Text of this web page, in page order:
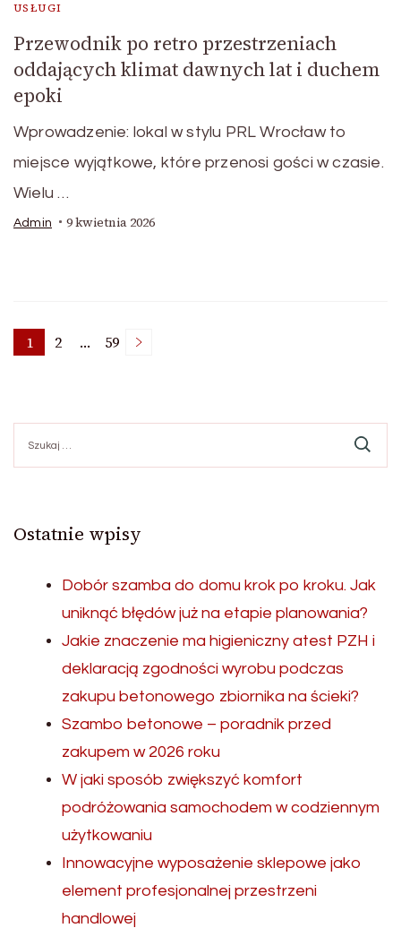
USŁUGI
Przewodnik po retro przestrzeniach
oddających klimat dawnych lat i duchem
epoki
Wprowadzenie: lokal w stylu PRL Wrocław to
miejsce wyjątkowe, które przenosi gości w czasie.
Wielu …
Admin 9 kwietnia 2026
Nawigacja
po
wpisach
Page
1 Page
2 … Page
59
Ostatnie wpisy
Dobór szamba do domu krok po kroku. Jak
uniknąć błędów już na etapie planowania?
Jakie znaczenie ma higieniczny atest PZH i
deklaracją zgodności wyrobu podczas
zakupu betonowego zbiornika na ścieki?
Szambo betonowe – poradnik przed
zakupem w 2026 roku
W jaki sposób zwiększyć komfort
podróżowania samochodem w codziennym
użytkowaniu
Innowacyjne wyposażenie sklepowe jako
element profesjonalnej przestrzeni
handlowej